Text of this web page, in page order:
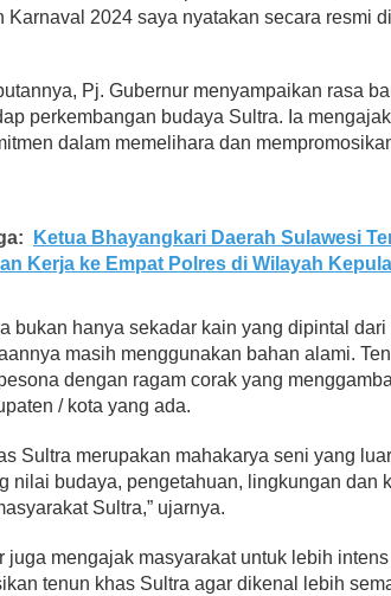
Karnaval 2024 saya nyatakan secara resmi
Pj. Gubernur menyampaikan rasa
perkembangan budaya Sultra. Ia
dalam memelihara dan
Ketua Bhayangkari Daerah Sulawesi
Kerja ke Empat Polres di Wilayah
bukan hanya sekadar kain yang dipintal
masih menggunakan bahan alami.
dengan ragam corak yang
/ kota yang ada.
Sultra merupakan mahakarya seni yang
nilai budaya, pengetahuan, lingkungan dan
Sultra,” ujarnya.
juga mengajak masyarakat untuk lebih
tenun khas Sultra agar dikenal lebih